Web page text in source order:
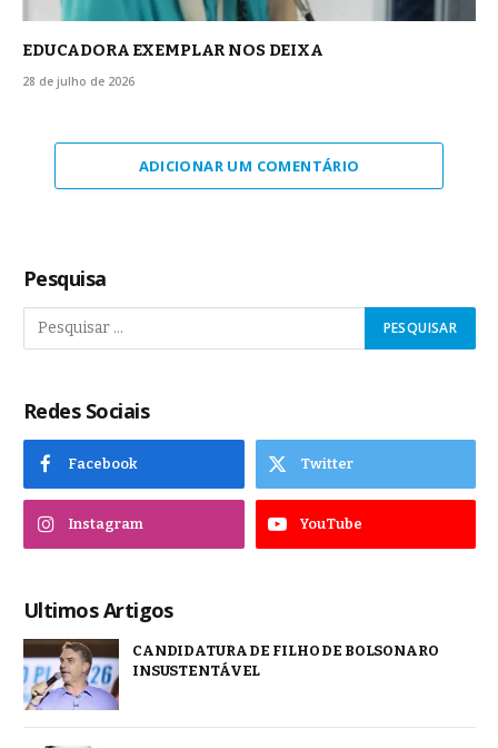
EDUCADORA EXEMPLAR NOS DEIXA
28 de julho de 2026
ADICIONAR UM COMENTÁRIO
Pesquisa
Redes Sociais
Facebook Twitter
Instagram YouTube
Ultimos Artigos
CANDIDATURA DE FILHO DE BOLSONARO
INSUSTENTÁVEL